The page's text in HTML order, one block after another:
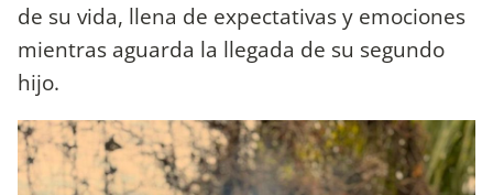
de su vida, llena de expectativas y emociones
mientras aguarda la llegada de su segundo
hijo.